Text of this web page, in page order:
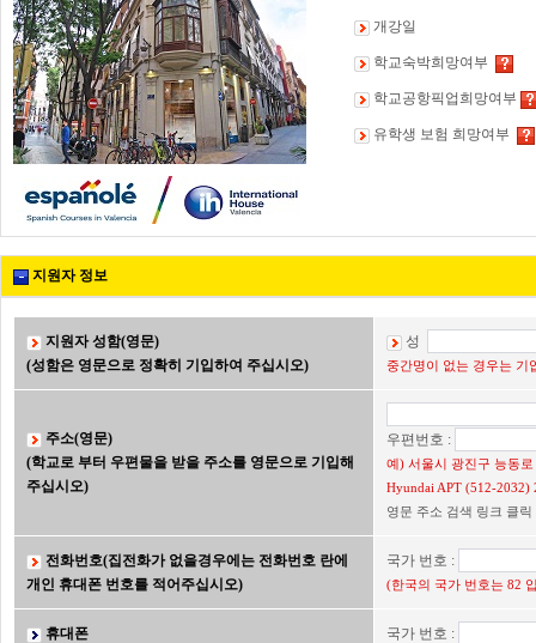
개강일
학교숙박희망여부
학교공항픽업희망여부
유학생 보험 희망여부
지원자 정보
지원자 성함(영문)
(성함은 영문으로 정확히 기입하여 주십시오)
성
중간명이 없는 경우는 기
주소(영문)
(학교로 부터 우편물을 받을 주소를 영문으로 기입해
주십시오)
우편번호 :
예) 서울시 광진구 능동
Hyundai APT (512-2032)
영문 주소 검색 링크 클릭
전화번호(집전화가 없을경우에는 전화번호 란에
개인 휴대폰 번호를 적어주십시오)
국가 번호 :
(한국의 국가 번호는 82
휴대폰 국가 번호 :